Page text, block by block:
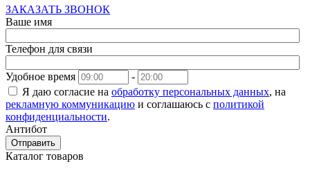
ЗАКАЗАТЬ ЗВОНОК
Ваше имя
Телефон для связи
Удобное время
-
Я даю согласие на обработку персональных данных, на
рекламную коммуникацию и соглашаюсь с политикой
конфиденциальности.
Антибот
Отправить
Каталог товаров